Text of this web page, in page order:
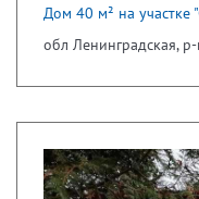
Дом 40 м² на участке
обл Ленинградская,